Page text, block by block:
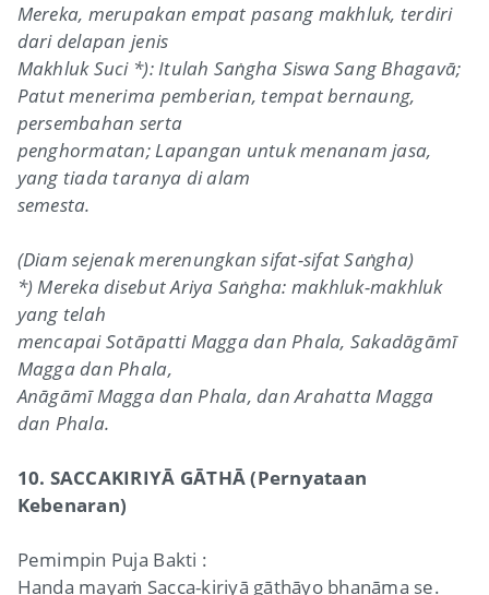
Mereka, merupakan empat pasang makhluk, terdiri
dari delapan jenis
Makhluk Suci *): Itulah Saṅgha Siswa Sang Bhagavā;
Patut menerima pemberian, tempat bernaung,
persembahan serta
penghormatan; Lapangan untuk menanam jasa,
yang tiada taranya di alam
semesta.
(Diam sejenak merenungkan sifat-sifat Saṅgha)
*) Mereka disebut Ariya Saṅgha: makhluk-makhluk
yang telah
mencapai Sotāpatti Magga dan Phala, Sakadāgāmī
Magga dan Phala,
Anāgāmī Magga dan Phala, dan Arahatta Magga
dan Phala.
10. SACCAKIRIYĀ GĀTHĀ (Pernyataan
Kebenaran)
Pemimpin Puja Bakti :
Handa mayaṁ Sacca-kiriyā gāthāyo bhaṇāma se.